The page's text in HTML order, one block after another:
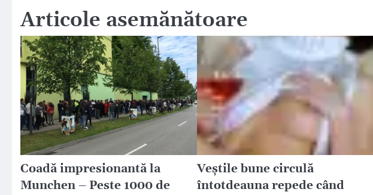
Articole asemănătoare
Coadă impresionantă la
Munchen – Peste 1000 de
Veştile bune circulă
întotdeauna repede când